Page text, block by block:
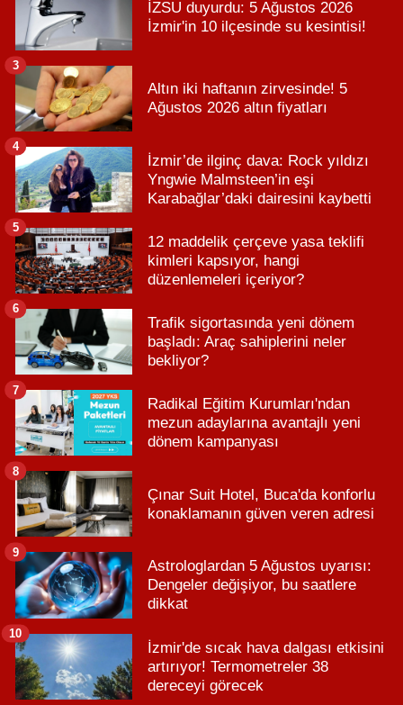
İZSU duyurdu: 5 Ağustos 2026
İzmir'in 10 ilçesinde su kesintisi!
Altın iki haftanın zirvesinde! 5
Ağustos 2026 altın fiyatları
3
İzmir’de ilginç dava: Rock yıldızı
Yngwie Malmsteen’in eşi
Karabağlar’daki dairesini kaybetti
4
12 maddelik çerçeve yasa teklifi
kimleri kapsıyor, hangi
düzenlemeleri içeriyor?
5
Trafik sigortasında yeni dönem
başladı: Araç sahiplerini neler
bekliyor?
6
Radikal Eğitim Kurumları'ndan
mezun adaylarına avantajlı yeni
dönem kampanyası
7
Çınar Suit Hotel, Buca'da konforlu
konaklamanın güven veren adresi
8
Astrologlardan 5 Ağustos uyarısı:
Dengeler değişiyor, bu saatlere
dikkat
9
İzmir'de sıcak hava dalgası etkisini
artırıyor! Termometreler 38
dereceyi görecek
10